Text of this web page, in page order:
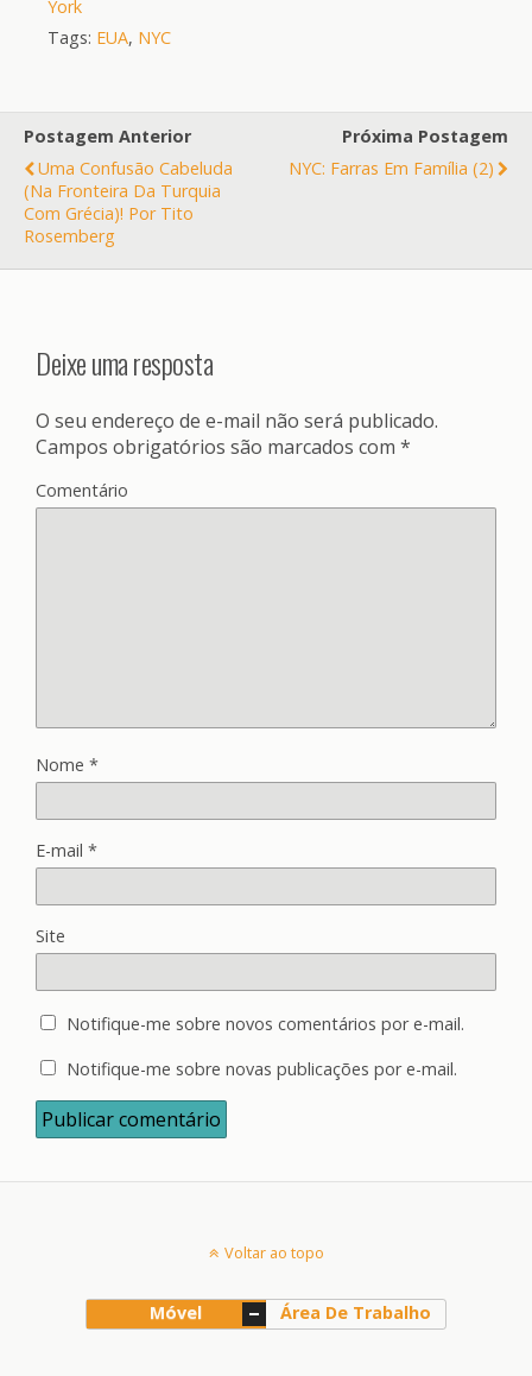
York
Tags: EUA, NYC
Postagem Anterior
Uma Confusão Cabeluda
(na Fronteira Da Turquia
Com Grécia)! Por Tito
Rosemberg
Próxima Postagem
NYC: Farras Em Família (2)
Deixe uma resposta
O seu endereço de e-mail não será publicado.
Campos obrigatórios são marcados com *
Comentário
Nome *
E-mail *
Site
Notifique-me sobre novos comentários por e-mail.
Notifique-me sobre novas publicações por e-mail.
Voltar ao topo
Móvel Área De Trabalho